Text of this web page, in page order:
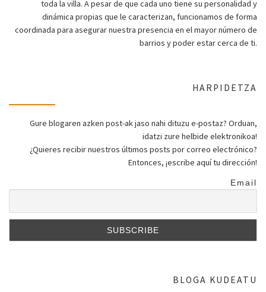
toda la villa. A pesar de que cada uno tiene su personalidad y
dinámica propias que le caracterizan, funcionamos de forma
coordinada para asegurar nuestra presencia en el mayor número de
barrios y poder estar cerca de ti.
HARPIDETZA
Gure blogaren azken post-ak jaso nahi dituzu e-postaz? Orduan,
idatzi zure helbide elektronikoa!
¿Quieres recibir nuestros últimos posts por correo electrónico?
Entonces, ¡escribe aquí tu dirección!
Email
BLOGA KUDEATU